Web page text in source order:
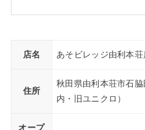
店名 あそビレッジ由利本荘
住所
秋田県由利本荘市石
内・旧ユニクロ）
オープ